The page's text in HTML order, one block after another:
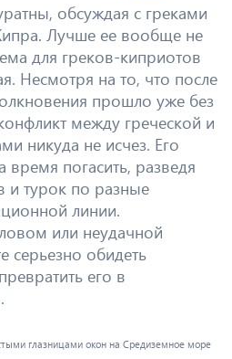
обсуждая с греками
Лучше ее вообще не
для греков-киприотов
Несмотря на то, что после
прошло уже без
между греческой и
никуда не исчез. Его
время погасить, разведя
и турок по разные
линии.
или неудачной
серьезно обидеть
его в
глазницами окон на Средиземное море